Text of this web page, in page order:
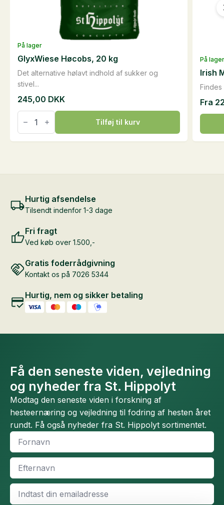
På lager
Det alternative hølavt indhold af sukker og
stivel...
GlyxWiese Høcobs, 20 kg
245,00 DKK
GlyxWiese
Høcobs,
20
Tilføj til kurv
På lager
Findes
Irish
Fra
Dette
vare
har
Hurtig afsendelse
Tilsendt indenfor 1-3 dage
Fri fragt
Ved køb over 1.500,-
Gratis foderrådgivning
Kontakt os på 7026 5344
Hurtig, nem og sikker betaling
Få den seneste viden, vejledning
og nyheder fra St. Hippolyt
Modtag den seneste viden i forskning af
hesteernæring og vejledning til fodring af hesten året
rundt. Få også nyheder fra St. Hippolyt sortimentet.
Fornavn
Efternavn
Email